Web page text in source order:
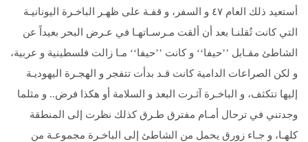
أستعيد ذلك العام ٤۷ و السفر، و قفـة على ظهـر الباخـرة اليونانيـة
التي كانت تُقلنـا بعد أن ألقت مـرسـاتهـا في عـرض البحر بعيداً عن
الشاطئ مقـابل ’’حيفا‘‘ و كانت ’’حيفا‘‘ مـا زالت فلسطينية و عربية،
و لكن الصراعات الدامية كانت قـد بدأت تتفجر و الهجـرة اليهوديـة
إليها تتكثف، و الباخـرة آثـرت البعد و السلامة أو هكذا فرض.. و مثلما
وجدتني في ترحال أمـام مفترق طـرق كذلك نظرت إلى المنطقة
كلهـا، و جـاء زورق يحمل من الشاطئ إلى الباخـرة مجموعـة من